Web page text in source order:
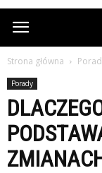
Strona główna
Porady